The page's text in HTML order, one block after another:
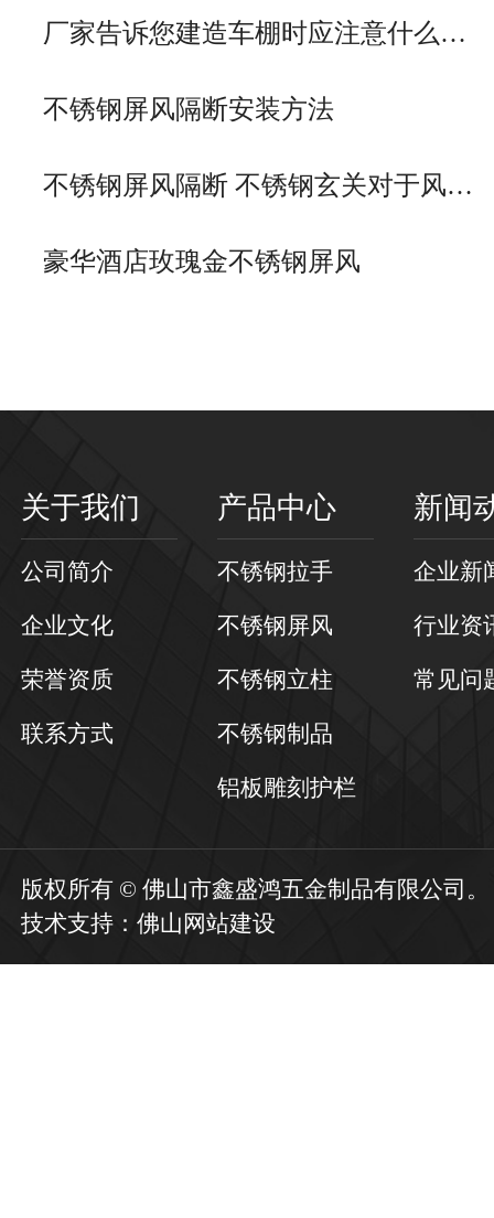
厂家告诉您建造车棚时应注意什么…
不锈钢屏风隔断安装方法
不锈钢屏风隔断 不锈钢玄关对于风…
豪华酒店玫瑰金不锈钢屏风
关于我们
公司简介
企业文化
荣誉资质
联系方式
产品中心
不锈钢拉手
不锈钢屏风
不锈钢立柱
不锈钢制品
铝板雕刻护栏
新闻
企业新
行业资
常见问
版权所有 © 佛山市鑫盛鸿五金制品有限公司。
技术支持： 佛山网站建设